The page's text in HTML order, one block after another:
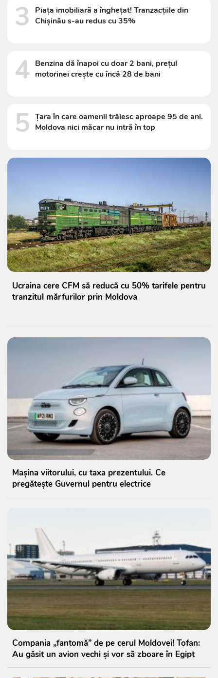
3
Piața imobiliară a înghețat! Tranzacțiile din
Chișinău s-au redus cu 35%
4 Benzina dă înapoi cu doar 2 bani, prețul
motorinei crește cu încă 28 de bani
5 Țara în care oamenii trăiesc aproape 95 de ani.
Moldova nici măcar nu intră în top
Ucraina cere CFM să reducă cu 50% tarifele pentru
tranzitul mărfurilor prin Moldova
Mașina viitorului, cu taxa prezentului. Ce
pregătește Guvernul pentru electrice
Compania „fantomă” de pe cerul Moldovei! Tofan:
Au găsit un avion vechi și vor să zboare în Egipt